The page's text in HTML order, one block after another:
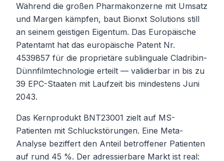
Während die großen Pharmakonzerne mit Umsatz
und Margen kämpfen, baut Bionxt Solutions still
an seinem geistigen Eigentum. Das Europäische
Patentamt hat das europäische Patent Nr.
4539857 für die proprietäre sublinguale Cladribin-
Dünnfilmtechnologie erteilt — validierbar in bis zu
39 EPC-Staaten mit Laufzeit bis mindestens Juni
2043.
Das Kernprodukt BNT23001 zielt auf MS-
Patienten mit Schluckstörungen. Eine Meta-
Analyse beziffert den Anteil betroffener Patienten
auf rund 45 %. Der adressierbare Markt ist real: